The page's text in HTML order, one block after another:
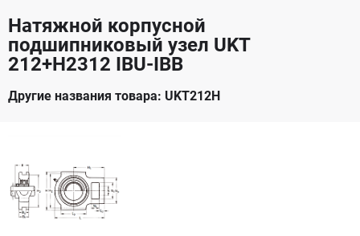
Натяжной корпусной
подшипниковый узел UKT
212+H2312 IBU-IBB
Другие названия товара: UKT212H